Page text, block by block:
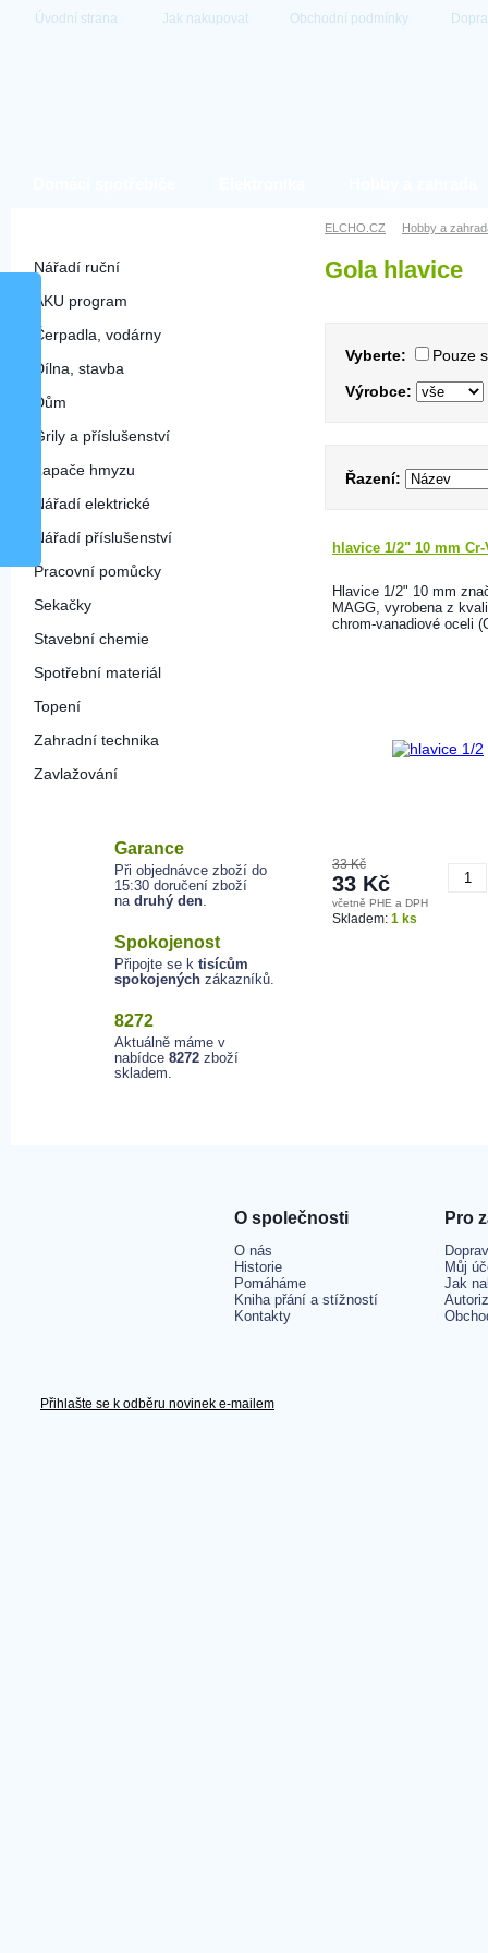
Úvodní strana Jak nakupovat Obchodní podmínky
Nářadí ruční
AKU program
Čerpadla, vodárny
Dílna, stavba
Dům
Grily a příslušenství
Lapače hmyzu
Nářadí elektrické
Nářadí příslušenství
Pracovní pomůcky
Sekačky
Stavební chemie
Spotřební materiál
Topení
Zahradní technika
Zavlažování
Garance
Při objednávce zboží do
15:30 doručení zboží
na druhý den.
Spokojenost
Připojte se k tisícům
spokojených zákazníků.
8272
Aktuálně máme v
nabídce 8272 zboží
skladem.
ELCHO.CZ Hobby a
Gola hlavice
Vyberte: Pouze
Výrobce:
Řazení:
hlavice 1/2" 10 mm Cr-
Hlavice 1/2" 10 mm
MAGG, vyrobena z
chrom-vanadiové oceli
33 Kč
33 Kč
včetně PHE a DPH
Skladem: 1 ks
O společnosti
O nás
Historie
Pomáháme
Kniha přání a stížností
Kontakty
Pro
Můj
Jak
Přihlašte se k odběru novinek e-mailem